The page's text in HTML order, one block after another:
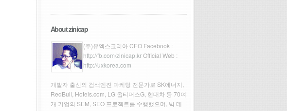
About zinicap
(주)유엑스코리아 CEO Facebook :
http://fb.com/zinicap.krOfficial Web :
http://uxkorea.com
개발자 출신의 검색엔진 마케팅 전문가로 SK에너지,
RedBull, Hotels.com, LG 옵티머스G, 현대차 등 70여
개 기업의 SEM, SEO 프로젝트를 수행했으며, 빅 데